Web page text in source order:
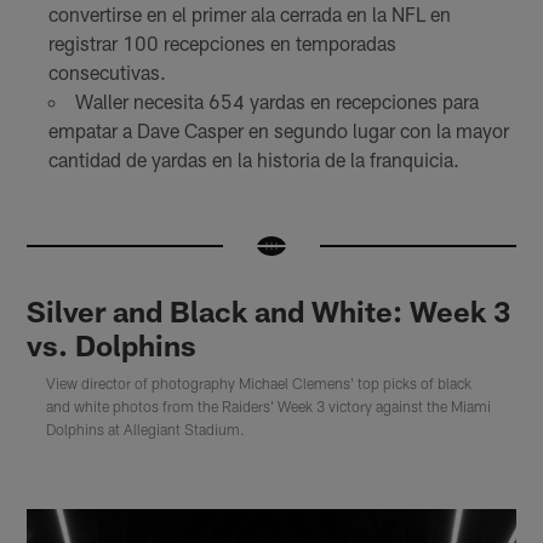
convertirse en el primer ala cerrada en la NFL en
registrar 100 recepciones en temporadas
consecutivas.
Waller necesita 654 yardas en recepciones para
empatar a Dave Casper en segundo lugar con la mayor
cantidad de yardas en la historia de la franquicia.
Silver and Black and White: Week 3
vs. Dolphins
View director of photography Michael Clemens' top picks of black
and white photos from the Raiders' Week 3 victory against the Miami
Dolphins at Allegiant Stadium.